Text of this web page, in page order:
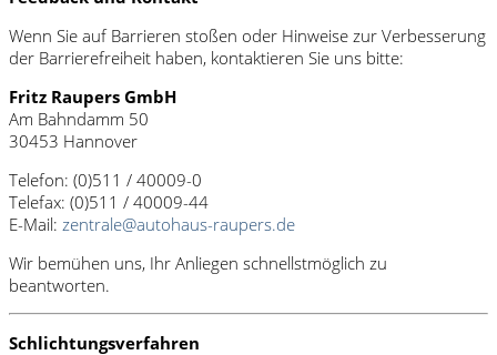
Wenn Sie auf Barrieren stoßen oder Hinweise zur Verbesserung
der Barrierefreiheit haben, kontaktieren Sie uns bitte:
Fritz Raupers GmbH
Am Bahndamm 50
30453 Hannover
Telefon: (0)511 / 40009-0
Telefax: (0)511 / 40009-44
E-Mail: zentrale@autohaus-raupers.de
Wir bemühen uns, Ihr Anliegen schnellstmöglich zu
beantworten.
Schlichtungsverfahren